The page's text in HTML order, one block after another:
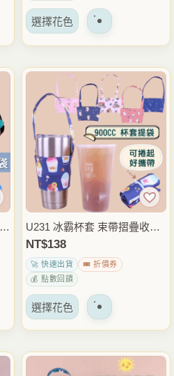
擇
項
選擇花色 該
品
有
多
種
變
體。
可
以
在
產
頁
上
擇
選
項
U231 冰霸杯套 束帶摺疊收納
手提杯袋 飲料杯袋 紅茶冰手
搖杯套 外帶飲料袋 通勤外出
隨身提袋
NT$138
🚀 快速出貨
🎟️ 折價券
💰 點數回饋
選擇花色 該
有